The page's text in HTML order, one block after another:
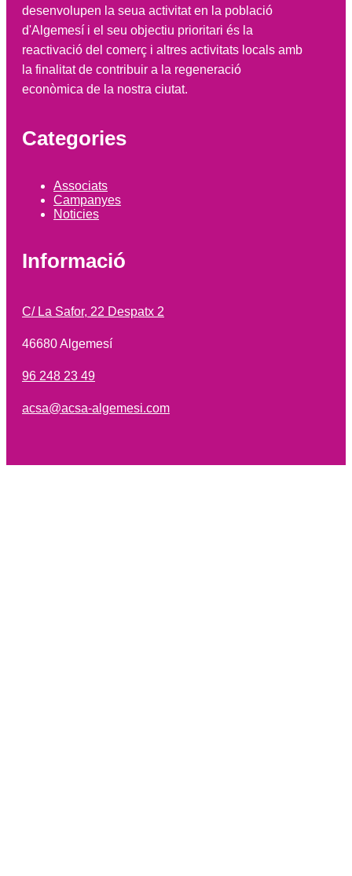
desenvolupen la seua activitat en la població
d'Algemesí i el seu objectiu prioritari és la
reactivació del comerç i altres activitats locals amb
la finalitat de contribuir a la regeneració
econòmica de la nostra ciutat.
Categories
Associats
Campanyes
Noticies
Informació
C/ La Safor, 22 Despatx 2
46680 Algemesí
96 248 23 49
acsa@acsa-algemesi.com